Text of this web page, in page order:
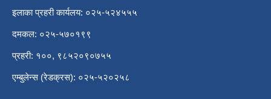
इलाका प्रहरी कार्यलय: ०२५-५२४५५५
दमकल: ०२५-५७०१९९
प्रहरी: १००, ९८५२०९०७५५
एम्बुलेन्स (रेडक्रस): ०२५-५२०२५८